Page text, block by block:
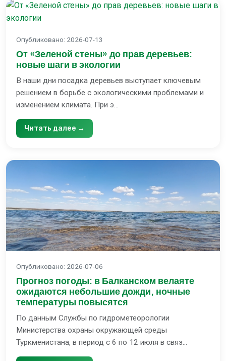
Опубликовано: 2026-07-13
От «Зеленой стены» до прав деревьев:
новые шаги в экологии
В наши дни посадка деревьев выступает ключевым
решением в борьбе с экологическими проблемами и
изменением климата. При э...
Читать далее →
Опубликовано: 2026-07-06
Прогноз погоды: в Балканском велаяте
ожидаются небольшие дожди, ночные
температуры повысятся
По данным Службы по гидрометеорологии
Министерства охраны окружающей среды
Туркменистана, в период с 6 по 12 июля в связ...